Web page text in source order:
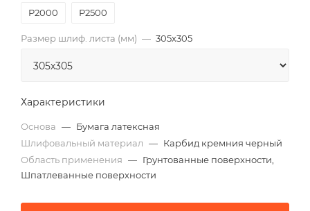
P2000 Р2500
Размер шлиф. листа (мм) — 305х305
Характеристики
Основа — Бумага латексная
Шлифовальный материал — Карбид кремния черный
Область применения — Грунтованные поверхности,
Шпатлеванные поверхности